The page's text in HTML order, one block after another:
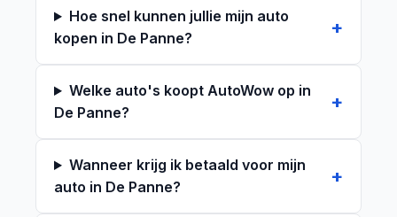
Hoe snel kunnen jullie mijn auto
kopen in De Panne?
Welke auto's koopt AutoWow op in
De Panne?
Wanneer krijg ik betaald voor mijn
auto in De Panne?